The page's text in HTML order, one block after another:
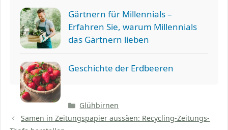
Gärtnern für Millennials –
Erfahren Sie, warum Millennials
das Gärtnern lieben
Geschichte der Erdbeeren
Kategorien
Glühbirnen
Samen in Zeitungspapier aussäen: Recycling-Zeitungs-